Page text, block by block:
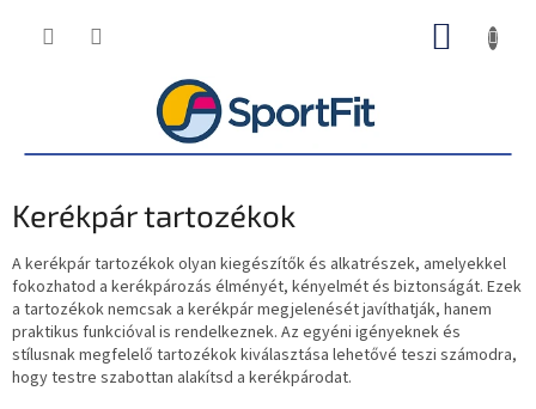
KOSÁR
Kerékpár tartozékok
A kerékpár tartozékok olyan kiegészítők és alkatrészek, amelyekkel
fokozhatod a kerékpározás élményét, kényelmét és biztonságát. Ezek
a tartozékok nemcsak a kerékpár megjelenését javíthatják, hanem
praktikus funkcióval is rendelkeznek. Az egyéni igényeknek és
stílusnak megfelelő tartozékok kiválasztása lehetővé teszi számodra,
hogy testre szabottan alakítsd a kerékpárodat.